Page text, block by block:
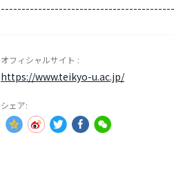
オフィシャルサイト :
https://www.teikyo-u.ac.jp/
シェア: